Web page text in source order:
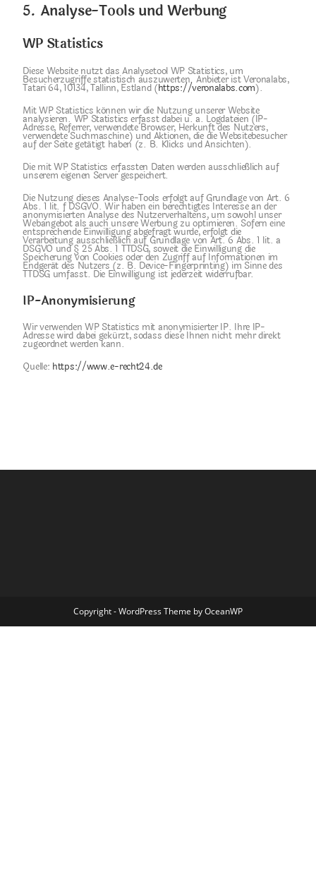
5. Analyse-Tools und Werbung
WP Statistics
Diese Website nutzt das Analysetool WP Statistics, um
Besucherzugriffe statistisch auszuwerten. Anbieter ist Veronalabs,
Tatari 64, 10134, Tallinn, Estland (https://veronalabs.com).
Mit WP Statistics können wir die Nutzung unserer Website
analysieren. WP Statistics erfasst dabei u. a. Logdateien (IP-
Adresse, Referrer, verwendete Browser, Herkunft des Nutzers,
verwendete Suchmaschine) und Aktionen, die die Websitebesucher
auf der Seite getätigt haben (z. B. Klicks und Ansichten).
Die mit WP Statistics erfassten Daten werden ausschließlich auf
unserem eigenen Server gespeichert.
Die Nutzung dieses Analyse-Tools erfolgt auf Grundlage von Art. 6
Abs. 1 lit. f DSGVO. Wir haben ein berechtigtes Interesse an der
anonymisierten Analyse des Nutzerverhaltens, um sowohl unser
Webangebot als auch unsere Werbung zu optimieren. Sofern eine
entsprechende Einwilligung abgefragt wurde, erfolgt die
Verarbeitung ausschließlich auf Grundlage von Art. 6 Abs. 1 lit. a
DSGVO und § 25 Abs. 1 TTDSG, soweit die Einwilligung die
Speicherung von Cookies oder den Zugriff auf Informationen im
Endgerät des Nutzers (z. B. Device-Fingerprinting) im Sinne des
TTDSG umfasst. Die Einwilligung ist jederzeit widerrufbar.
IP-Anonymisierung
Wir verwenden WP Statistics mit anonymisierter IP. Ihre IP-
Adresse wird dabei gekürzt, sodass diese Ihnen nicht mehr direkt
zugeordnet werden kann.
Quelle: https://www.e-recht24.de
Copyright - WordPress Theme by OceanWP